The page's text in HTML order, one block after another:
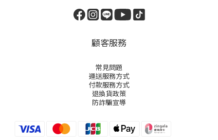
顧客服務
常見問題
運送服務方式
付款服務方式
退換貨政策
防詐騙宣導